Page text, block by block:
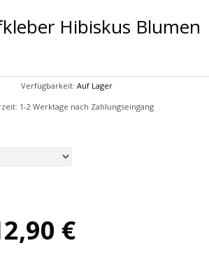
Hibiskus Blumen
Verfügbarkeit: Auf Lager
1-2 Werktage nach Zahlungseingang
€